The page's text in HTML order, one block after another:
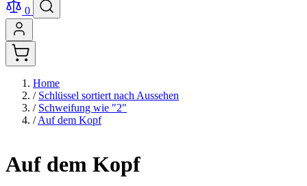
0
Home
/ Schlüssel sortiert nach Aussehen
/ Schweifung wie "2"
/ Auf dem Kopf
Auf dem Kopf